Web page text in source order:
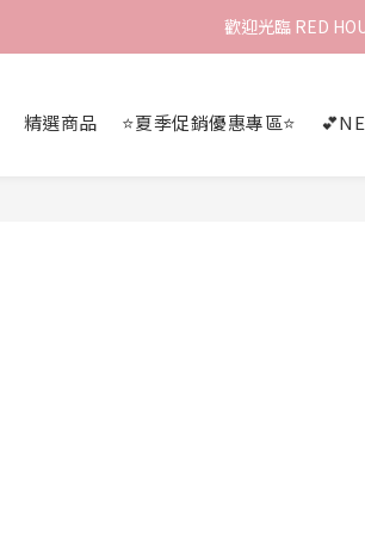
歡迎光臨 RED
歡迎光臨 RED
歡迎光臨 RED
精選商品 ⭐夏季促銷優惠專區⭐